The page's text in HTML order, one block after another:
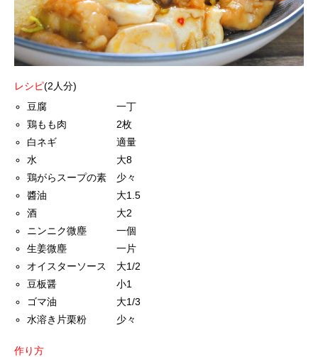
レシピ(2人分)
豆腐 一丁
鶏もも肉 2枚
白ネギ 適量
水 大8
鶏がらスープの素 少々
醬油 大1.5
酒 大2
ニンニク微塵 一個
生姜微塵 一片
オイスターソース 大1/2
豆板醤 小1
ゴマ油 大1/3
水溶き片栗粉 少々
作り方